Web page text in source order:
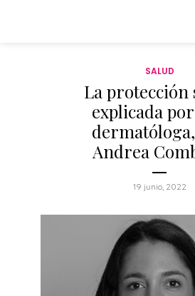
SALUD
La protección
explicada
Andrea
19 junio, 2022